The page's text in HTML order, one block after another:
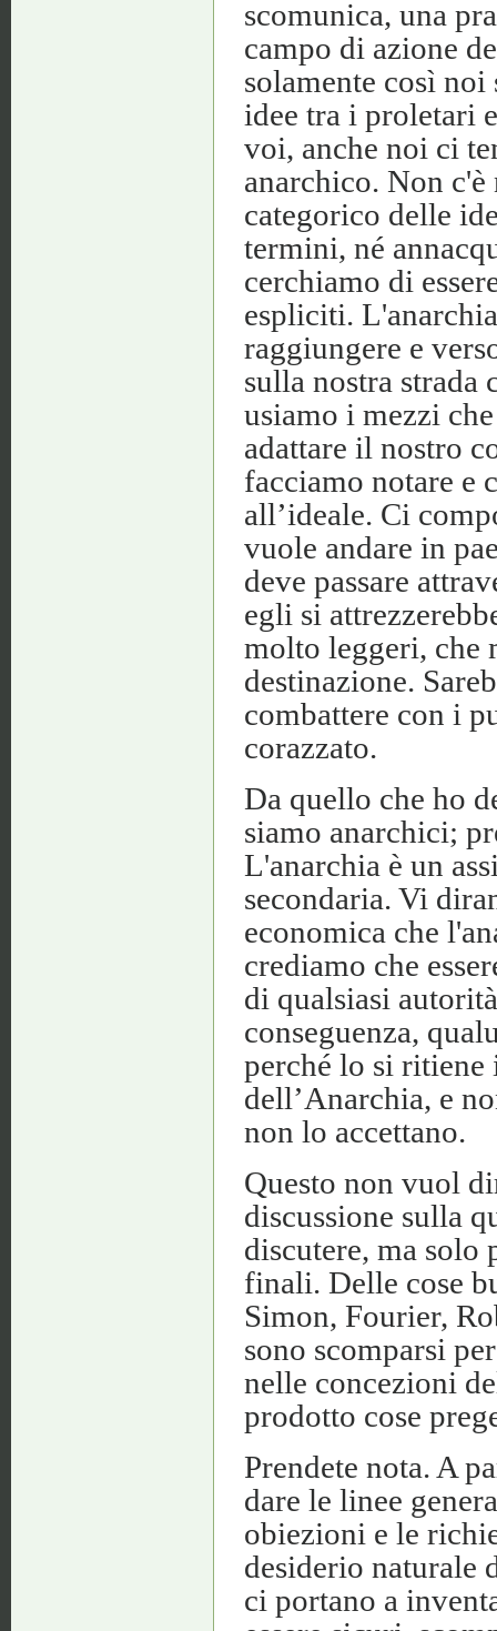
scomunica, una
campo di azione
solamente così
idee tra i proletari
voi, anche noi ci
anarchico. Non
categorico delle
termini, né
cerchiamo di
espliciti.
raggiungere e
sulla nostra
usiamo i mezzi
adattare il nostro
facciamo notare e
all’ideale. Ci
vuole andare in
deve passare
egli si
molto leggeri, che
destinazione.
combattere con i
corazzato.
Da quello che ho
siamo anarchici;
L'anarchia è un
secondaria. Vi
economica che
crediamo che
di qualsiasi
conseguenza,
perché lo si
dell’Anarchia, e
non lo accettano.
Questo non vuol
discussione sulla
discutere, ma
finali. Delle cose
Simon, Fourier,
sono scomparsi
nelle concezioni
prodotto cose
Prendete nota. A
dare le linee
obiezioni e le
desiderio naturale
ci portano a